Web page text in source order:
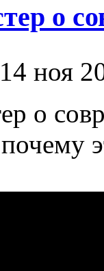
о
ноя
о